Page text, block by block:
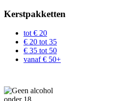
Kerstpakketten
tot € 20
€ 20 tot 35
€ 35 tot 50
vanaf € 50+